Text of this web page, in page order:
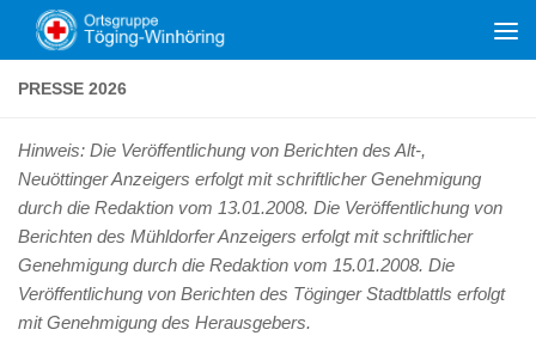
Zum Inhalt springen
PRESSE 2026
Hinweis: Die Veröffentlichung von Berichten des Alt-,
Neuöttinger Anzeigers erfolgt mit schriftlicher Genehmigung
durch die Redaktion vom 13.01.2008. Die Veröffentlichung von
Berichten des Mühldorfer Anzeigers erfolgt mit schriftlicher
Genehmigung durch die Redaktion vom 15.01.2008. Die
Veröffentlichung von Berichten des Töginger Stadtblattls erfolgt
mit Genehmigung des Herausgebers.